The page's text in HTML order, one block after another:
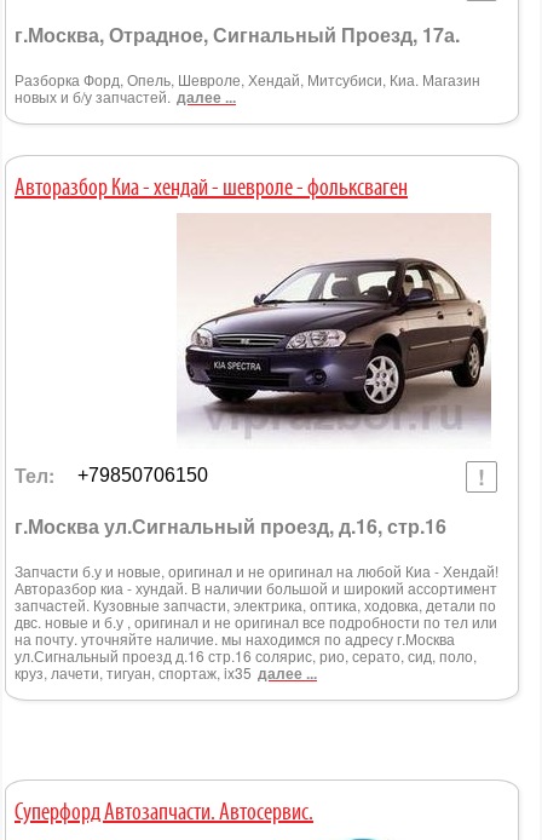
г.Москва, Отрадное, Сигнальный Проезд, 17а.
Разборка Форд, Опель, Шевроле, Хендай, Митсубиси, Киа. Магазин
новых и б/у запчастей. далее ...
Авторазбор Киа - хендай - шевроле - фольксваген
Тел: +79850706150
г.Москва ул.Сигнальный проезд, д.16, стр.16
Запчасти б.у и новые, оригинал и не оригинал на любой Киа - Хендай!
Авторазбор киа - хундай. В наличии большой и широкий ассортимент
запчастей. Кузовные запчасти, электрика, оптика, ходовка, детали по
двс. новые и б.у , оригинал и не оригинал все подробности по тел или
на почту. уточняйте наличие. мы находимся по адресу г.Москва
ул.Сигнальный проезд д.16 стр.16 солярис, рио, серато, сид, поло,
круз, лачети, тигуан, спортаж, ix35 далее ...
Суперфорд Автозапчасти. Автосервис.